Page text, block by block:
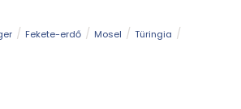
Fekete-erdő Mosel Türingia